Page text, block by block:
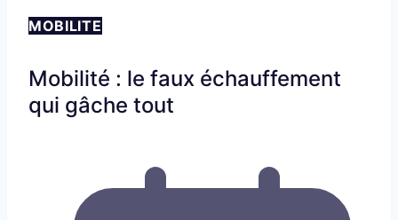
MOBILITE
Mobilité : le faux échauffement
qui gâche tout